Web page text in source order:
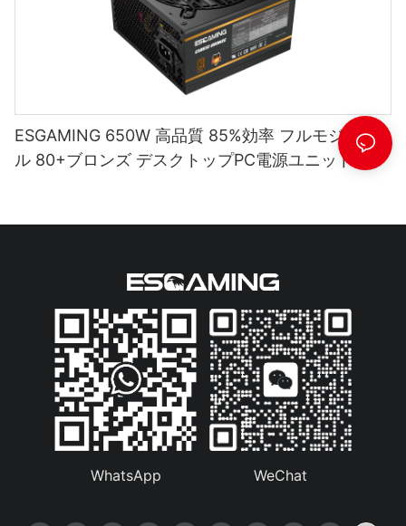
ESGAMING 650W 高品質 85%効率 フルモジュー
ル 80+ブロンズ デスクトップPC電源ユニット
WhatsApp WeChat